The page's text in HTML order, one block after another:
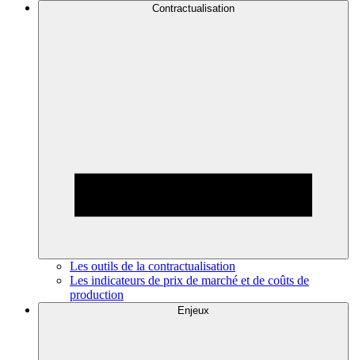
Contractualisation
Les outils de la contractualisation
Les indicateurs de prix de marché et de coûts de
production
Enjeux